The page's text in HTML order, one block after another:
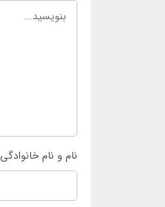
نام و نام خانوادگی